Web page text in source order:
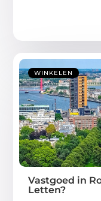
WINKELEN
Vastgoed in
Letten?